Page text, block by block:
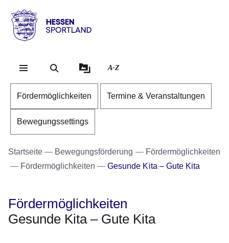
Hessen
Sportland
A-Z
Fördermöglichkeiten Termine & Veranstaltungen
Bewegungssettings
Startseite Bewegungsförderung
Fördermöglichkeiten
Fördermöglichkeiten
Gesunde Kita – Gute Kita
Fördermöglichkeiten
Gesunde Kita – Gute Kita